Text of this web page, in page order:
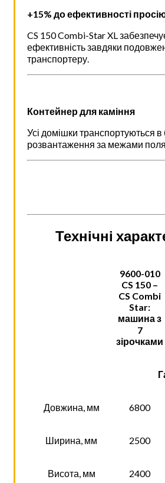
+15% до ефективності
CS 150 Combi-Star XL
ефективність завдяки
транспортеру.
Контейнер для каміння
Усі домішки транспортуються в
розвантаження за межами
Технічні
9600-010
CS 150 –
CS Combi
Star:
машина з
7
зірочками
Довжина, мм 6800
Ширина, мм 2500
Висота, мм 2400